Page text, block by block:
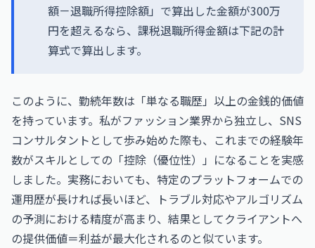
額－退職所得控除額」で算出した金額が300万
円を超えるなら、課税退職所得金額は下記の計
算式で算出します。
このように、勤続年数は「単なる職歴」以上の金銭的価値
を持っています。私がファッション業界から独立し、SNS
コンサルタントとして歩み始めた際も、これまでの経験年
数がスキルとしての「控除（優位性）」になることを実感
しました。実務においても、特定のプラットフォームでの
運用歴が長ければ長いほど、トラブル対応やアルゴリズム
の予測における精度が高まり、結果としてクライアントへ
の提供価値＝利益が最大化されるのと似ています。